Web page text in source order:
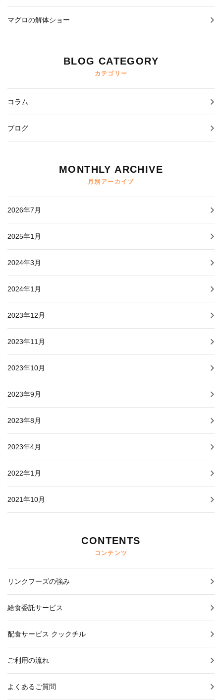
マグロの解体ショー
BLOG CATEGORY
カテゴリー
コラム
ブログ
MONTHLY ARCHIVE
月別アーカイブ
2026年7月
2025年1月
2024年3月
2024年1月
2023年12月
2023年11月
2023年10月
2023年9月
2023年8月
2023年4月
2022年1月
2021年10月
CONTENTS
コンテンツ
リンクフーズの強み
給食委託サービス
配食サービス クックチル
ご利用の流れ
よくあるご質問